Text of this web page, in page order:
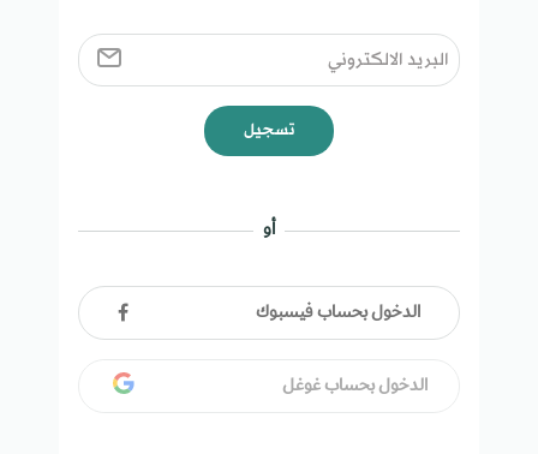
تسجيل
أو
الدخول بحساب فيسبوك
الدخول بحساب غوغل